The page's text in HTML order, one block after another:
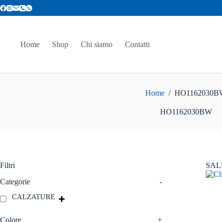
Salta
al
Home Shop Chi siamo Contatti
Home /
HO1162030BW
Filtri
Categorie
-
CALZATURE
Colore +